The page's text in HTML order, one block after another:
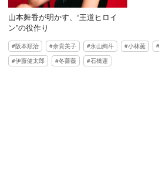
山本舞香が明かす、“王道ヒロイ
ン”の役作り
阪本順治 余貴美子 永山絢斗 小林薫
伊藤健太郎
冬薔薇 石橋蓮